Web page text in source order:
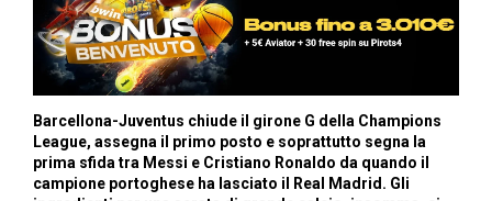
Barcellona-Juventus chiude il girone G della Champions
League, assegna il primo posto e soprattutto segna la
prima sfida tra Messi e Cristiano Ronaldo da quando il
campione portoghese ha lasciato il Real Madrid. Gli